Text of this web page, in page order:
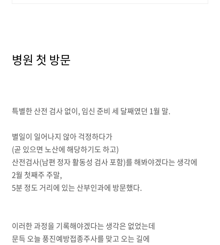
병원 첫 방문
특별한 산전 검사 없이, 임신 준비 세 달째였던 1월 말.
별일이 일어나지 않아 걱정하다가
(곧 있으면 노산에 해당하기도 하고)
산전검사(남편 정자 활동성 검사 포함)를 해봐야겠다는 생각에
2월 첫째주 주말,
5분 정도 거리에 있는 산부인과에 방문했다.
이러한 과정을 기록해야겠다는 생각은 없었는데
문득 오늘 풍진예방접종주사를 맞고 오는 길에